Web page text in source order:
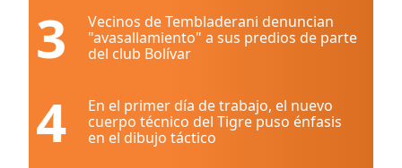
3
Vecinos de Tembladerani denuncian
"avasallamiento" a sus predios de parte
del club Bolívar
4
En el primer día de trabajo, el nuevo
cuerpo técnico del Tigre puso énfasis
en el dibujo táctico